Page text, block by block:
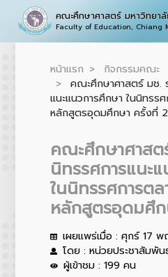
คณะศึกษาศาสตร์ มหาวิทยาลั
Faculty of Education, Chiang
หน้าแรก
กิจกรรมคณะ
คณะศึกษาศาสตร์ มช.
แนะแนวการศึกษา ในนิทรร
หลักสูตรอุดมศึกษา ครั้งที่
คณะศึกษาศาส
นิทรรศการแนะ
ในนิทรรศการต
หลักสูตรอุดมศึ
เผยแพร่เมื่อ : ศุกร์ 17
โดย : หน่วยประชาสัมพัน
ผู้เข้าชม : 199 คน